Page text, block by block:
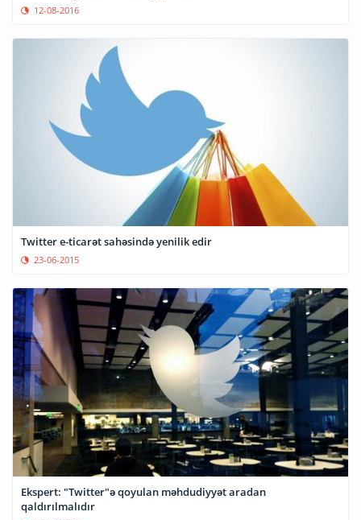
12-08-2016
Twitter e-ticarət sahəsində yenilik edir
23-06-2015
Ekspert: "Twitter"ə qoyulan məhdudiyyət aradan
qaldırılmalıdır